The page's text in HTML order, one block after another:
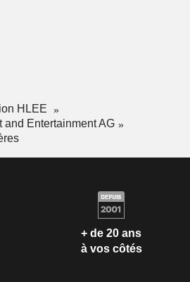
HLEE
Entertainment AG
+ de 20 ans
à vos côtés